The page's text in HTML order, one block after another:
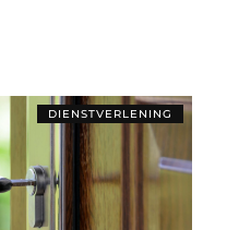
DIENSTVERLENING